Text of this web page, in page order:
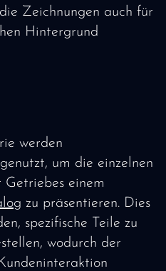
Zeichnungen auch für
Hintergrund
werden
um die einzelnen
Getriebes einem
zu präsentieren. Dies
spezifische Teile zu
wodurch der